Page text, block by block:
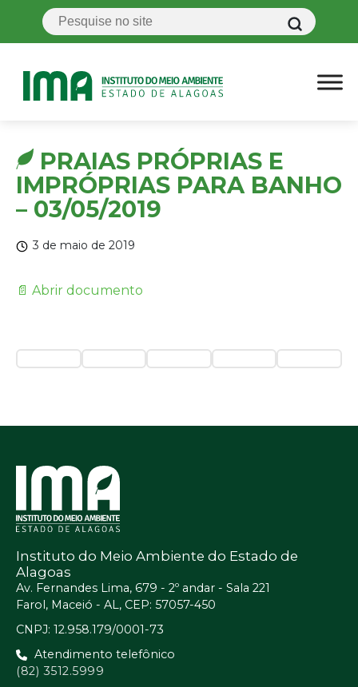
PRAIAS PRÓPRIAS E
IMPRÓPRIAS PARA BANHO
– 03/05/2019
3 de maio de 2019
📄 Abrir documento
Instituto do Meio Ambiente do Estado de
Alagoas
Av. Fernandes Lima, 679 - 2º andar - Sala 221
Farol, Maceió - AL, CEP: 57057-450
CNPJ: 12.958.179/0001-73
Atendimento telefônico
(82) 3512.5999